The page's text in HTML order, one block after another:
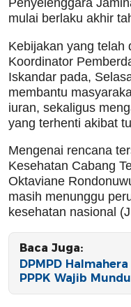
Penyelenggara
mulai berlaku akhir
Kebijakan yang telah
Koordinator
Iskandar pada,
membantu
iuran, sekaligus
yang terhenti akibat
Mengenai rencana
Kesehatan Cabang
Oktaviane
masih menunggu
kesehatan nasional
Baca Juga:
DPMPD
PPPK Wajib